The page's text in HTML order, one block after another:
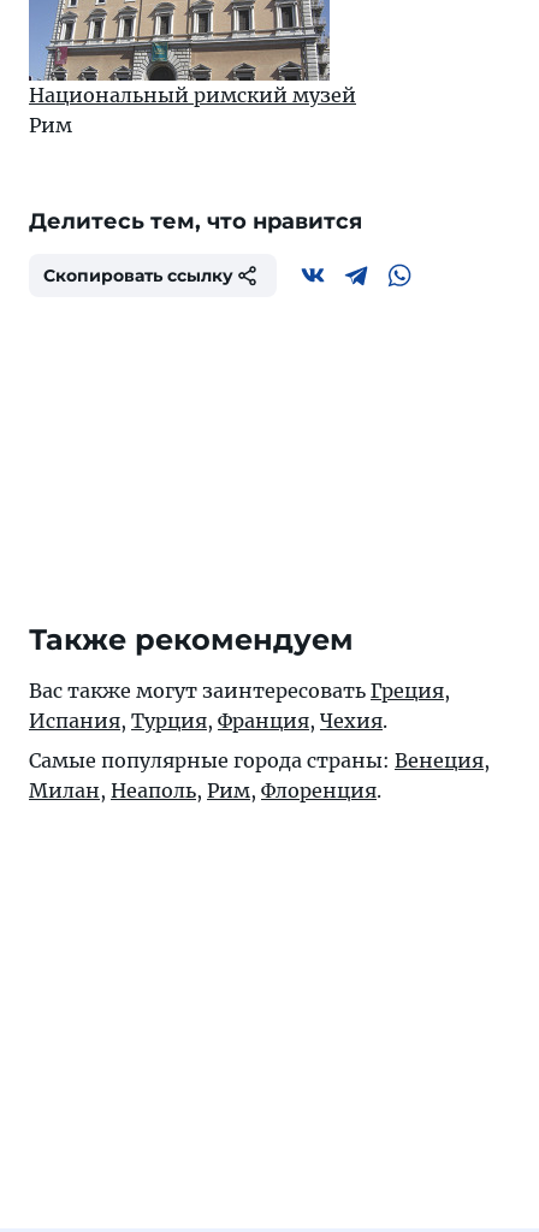
Национальный римский музей
Рим
Делитесь тем, что нравится
Скопировать ссылку
Также рекомендуем
Вас также могут заинтересовать Греция,
Испания, Турция, Франция, Чехия.
Самые популярные города страны: Венеция,
Милан, Неаполь, Рим, Флоренция.